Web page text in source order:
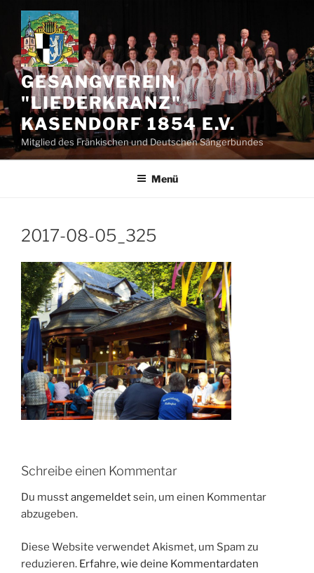
Zum
Inhalt
springen
GESANGVEREIN
"LIEDERKRANZ"
KASENDORF 1854 E.V.
Mitglied des Fränkischen und Deutschen Sängerbundes
Menü
2017-08-05_325
Schreibe einen Kommentar
Du musstangemeldetsein, um einen Kommentar
abzugeben.
Diese Website verwendet Akismet, um Spam zu
reduzieren. Erfahre, wie deine Kommentardaten